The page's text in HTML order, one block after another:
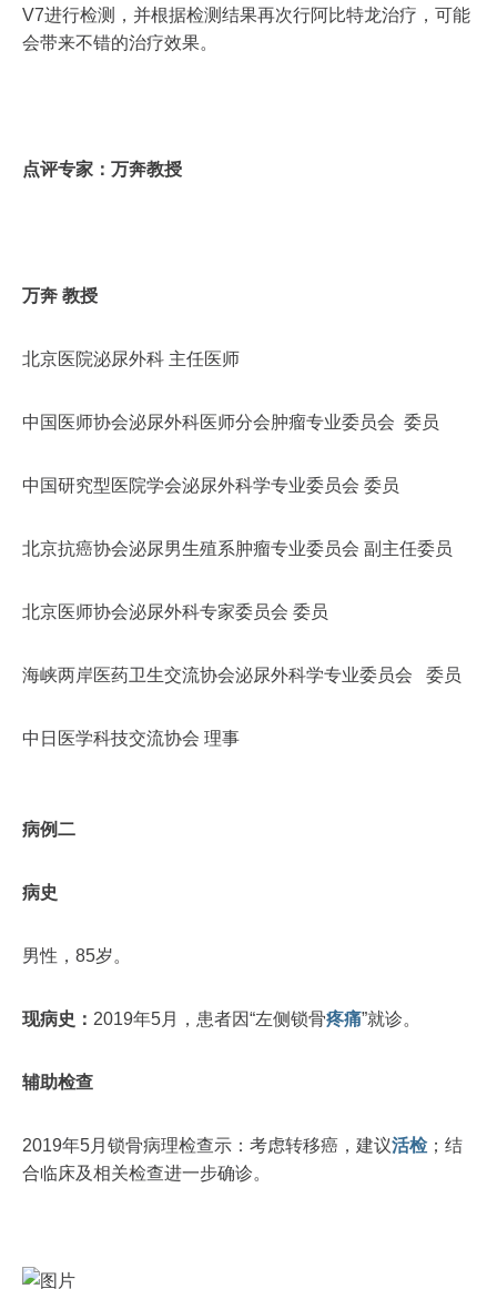
V7进行检测，并根据检测结果再次行阿比特龙治疗，可能
会带来不错的治疗效果。
点评专家：万奔教授
万奔 教授
北京医院泌尿外科 主任医师
中国医师协会泌尿外科医师分会肿瘤专业委员会 委员
中国研究型医院学会泌尿外科学专业委员会 委员
北京抗癌协会泌尿男生殖系肿瘤专业委员会 副主任委员
北京医师协会泌尿外科专家委员会 委员
海峡两岸医药卫生交流协会泌尿外科学专业委员会 委员
中日医学科技交流协会 理事
病例二
病史
男性，85岁。
现病史： 2019年5月，患者因“左侧锁骨疼痛”就诊。
辅助检查
2019年5月锁骨病理检查示：考虑转移癌，建议活检；结
合临床及相关检查进一步确诊。